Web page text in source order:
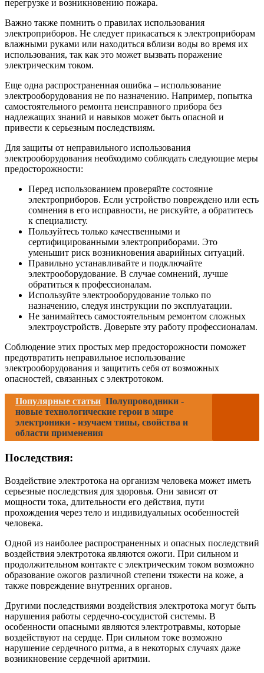
перегрузке и возникновению пожара.
Важно также помнить о правилах использования
электроприборов. Не следует прикасаться к электроприборам
влажными руками или находиться вблизи воды во время их
использования, так как это может вызвать поражение
электрическим током.
Еще одна распространенная ошибка – использование
электрооборудования не по назначению. Например, попытка
самостоятельного ремонта неисправного прибора без
надлежащих знаний и навыков может быть опасной и
привести к серьезным последствиям.
Для защиты от неправильного использования
электрооборудования необходимо соблюдать следующие меры
предосторожности:
Перед использованием проверяйте состояние
электроприборов. Если устройство повреждено или есть
сомнения в его исправности, не рискуйте, а обратитесь
к специалисту.
Пользуйтесь только качественными и
сертифицированными электроприборами. Это
уменьшит риск возникновения аварийных ситуаций.
Правильно устанавливайте и подключайте
электрооборудование. В случае сомнений, лучше
обратиться к профессионалам.
Используйте электрооборудование только по
назначению, следуя инструкции по эксплуатации.
Не занимайтесь самостоятельным ремонтом сложных
электроустройств. Доверьте эту работу профессионалам.
Соблюдение этих простых мер предосторожности поможет
предотвратить неправильное использование
электрооборудования и защитить себя от возможных
опасностей, связанных с электротоком.
Популярные статьи Полупроводники -
новые технологические герои в мире
электроники - изучаем типы, свойства и
области применения
Последствия:
Воздействие электротока на организм человека может иметь
серьезные последствия для здоровья. Они зависят от
мощности тока, длительности его действия, пути
прохождения через тело и индивидуальных особенностей
человека.
Одной из наиболее распространенных и опасных последствий
воздействия электротока являются ожоги. При сильном и
продолжительном контакте с электрическим током возможно
образование ожогов различной степени тяжести на коже, а
также повреждение внутренних органов.
Другими последствиями воздействия электротока могут быть
нарушения работы сердечно-сосудистой системы. В
особенности опасными являются электротравмы, которые
воздействуют на сердце. При сильном токе возможно
нарушение сердечного ритма, а в некоторых случаях даже
возникновение сердечной аритмии.